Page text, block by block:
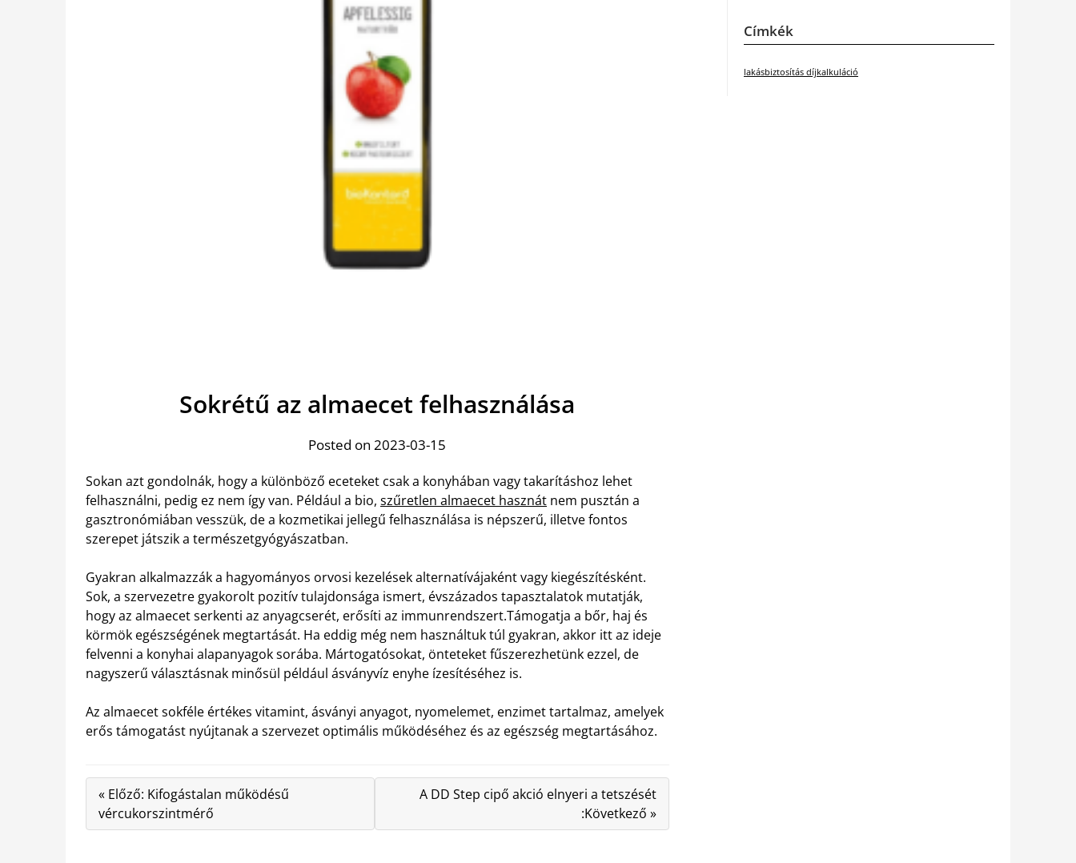
Sokrétű az almaecet felhasználása
Posted on 2023-03-15
Sokan azt gondolnák, hogy a különböző eceteket csak a konyhában vagy takarításhoz lehet
felhasználni, pedig ez nem így van. Például a bio, szűretlen almaecet hasznát nem pusztán a
gasztronómiában vesszük, de a kozmetikai jellegű felhasználása is népszerű, illetve fontos
szerepet játszik a természetgyógyászatban.
Gyakran alkalmazzák a hagyományos orvosi kezelések alternatívájaként vagy kiegészítésként.
Sok, a szervezetre gyakorolt pozitív tulajdonsága ismert, évszázados tapasztalatok mutatják,
hogy az almaecet serkenti az anyagcserét, erősíti az immunrendszert.Támogatja a bőr, haj és
körmök egészségének megtartását. Ha eddig még nem használtuk túl gyakran, akkor itt az ideje
felvenni a konyhai alapanyagok sorába. Mártogatósokat, önteteket fűszerezhetünk ezzel, de
nagyszerű választásnak minősül például ásványvíz enyhe ízesítéséhez is.
Az almaecet sokféle értékes vitamint, ásványi anyagot, nyomelemet, enzimet tartalmaz, amelyek
erős támogatást nyújtanak a szervezet optimális működéséhez és az egészség megtartásához.
« Előző: Kifogástalan működésű
vércukorszintmérő
A DD Step cipő akció elnyeri a tetszését
:Következő »
Címkék
lakásbiztosítás díjkalkuláció